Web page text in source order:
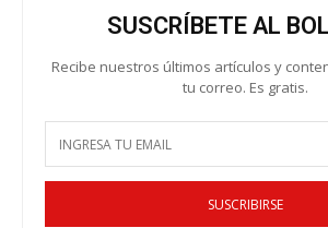
SUSCRÍBETE AL
Recibe nuestros últimos artículos y
tu correo. Es gratis.
SUSCRIBIRSE